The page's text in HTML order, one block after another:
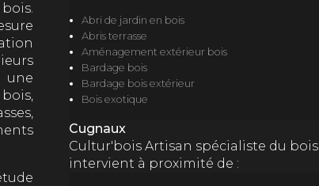
une
Abri de jardin en bois
Abris terrasse
Aménagement extérieur bois
Bardage bois
Bardage bois extérieur
Bois exotique
Cugnaux
Cultur'bois Artisan spécialiste du bois
intervient à proximité de :